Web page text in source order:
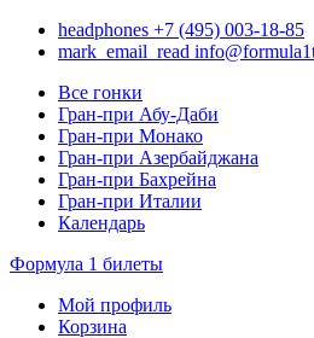
headphones +7 (495) 003-18-85
mark_email_read
Все гонки
Гран-при Абу-Даби
Гран-при Монако
Гран-при Азербайджана
Гран-при Бахрейна
Гран-при Италии
Календарь
Формула 1 билеты
Мой профиль
Корзина